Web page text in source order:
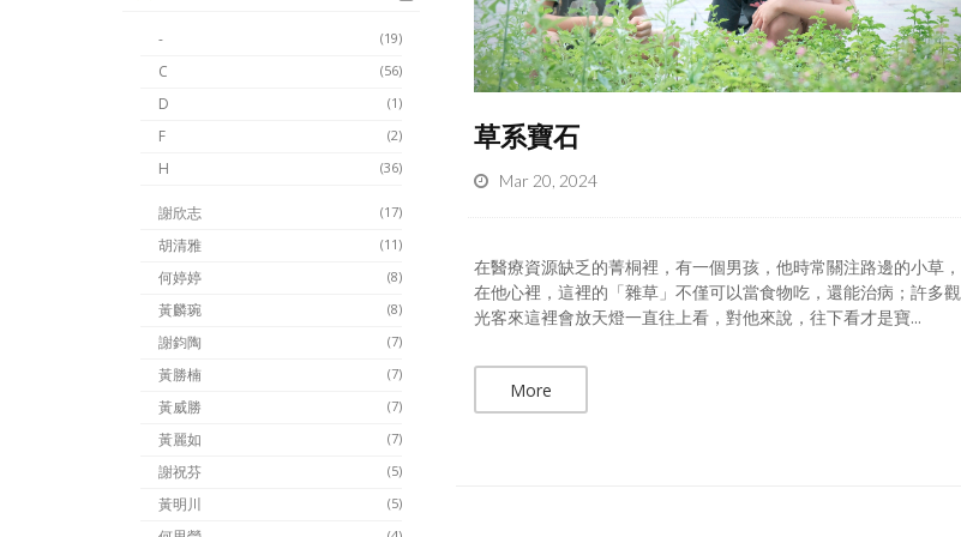
(19)
-
(56)
C
(1)
D
(2)
F
(36)
H
(17)
謝欣志
(11)
胡清雅
(8)
何婷婷
(8)
黃麟琬
(7)
謝鈞陶
(7)
黃勝楠
(7)
黃威勝
(7)
黃麗如
(5)
謝祝芬
(5)
黃明川
草系寶石
Mar 20, 2024
在醫療資源缺乏的菁桐裡，有一個男孩，他時常關注路邊的小草，
在他心裡，這裡的「雜草」不僅可以當食物吃，還能治病；許多觀
光客來這裡會放天燈一直往上看，對他來說，往下看才是寶...
More